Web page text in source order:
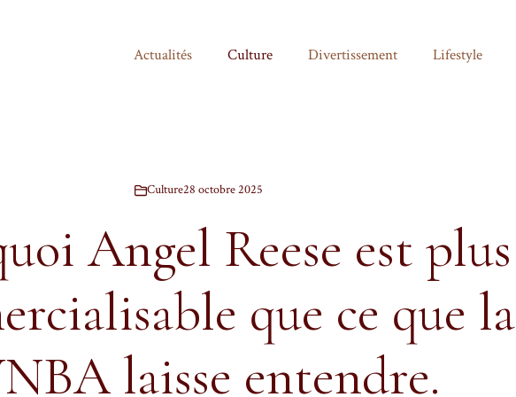
Actualités Culture Divertissement Lifestyle
Culture28 octobre 2025
Angel Reese est plus
que ce que la
laisse entendre.